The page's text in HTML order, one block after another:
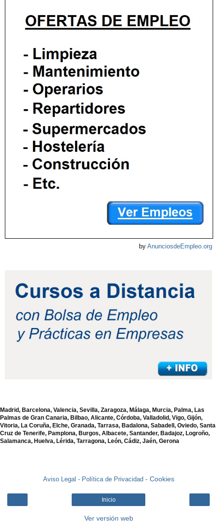
by AnunciosdeEmpleo.org
Madrid, Barcelona, Valencia, Sevilla, Zaragoza, Málaga, Murcia, Palma, Las
Palmas de Gran Canaria, Bilbao, Alicante, Córdoba, Valladolid, Vigo, Gijón,
Vitoria, La Coruña, Elche, Granada, Tarrasa, Badalona, Sabadell, Oviedo, Santa
Cruz de Tenerife, Pamplona, Burgos, Albacete, Santander, Badajoz, Logroño,
Salamanca, Huelva, Lérida, Tarragona, León, Cádiz, Jaén, Gerona
Aviso Legal - Política de Privacidad - Cookies
Inicio
Ver versión web